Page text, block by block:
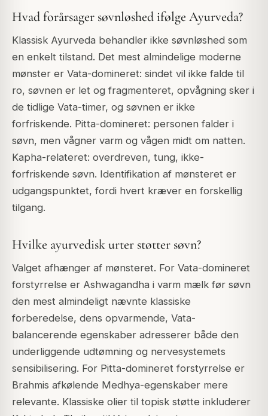
Hvad forårsager søvnløshed ifølge Ayurveda?
Klassisk Ayurveda behandler ikke søvnløshed som
en enkelt tilstand. Det mest almindelige moderne
mønster er Vata-domineret: sindet vil ikke falde til
ro, søvnen er let og fragmenteret, opvågning sker i
de tidlige Vata-timer, og søvnen er ikke
forfriskende. Pitta-domineret: personen falder i
søvn, men vågner varm og vågen midt om natten.
Kapha-relateret: overdreven, tung, ikke-
forfriskende søvn. Identifikation af mønsteret er
udgangspunktet, fordi hvert kræver en forskellig
tilgang.
Hvilke ayurvedisk urter støtter søvn?
Valget afhænger af mønsteret. For Vata-domineret
forstyrrelse er Ashwagandha i varm mælk før søvn
den mest almindeligt nævnte klassiske
forberedelse, dens opvarmende, Vata-
balancerende egenskaber adresserer både den
underliggende udtømning og nervesystemets
sensibilisering. For Pitta-domineret forstyrrelse er
Brahmis afkølende Medhya-egenskaber mere
relevante. Klassiske olier til topisk støtte inkluderer